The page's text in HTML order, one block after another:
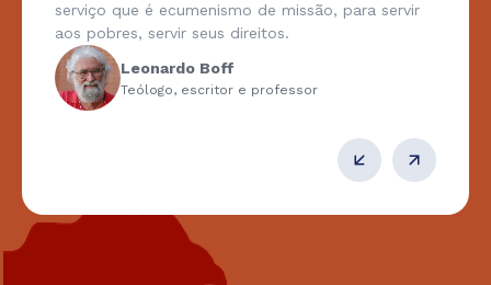
serviço que é ecumenismo de missão, para servir
aos pobres, servir seus direitos.
Leonardo Boff
Teólogo, escritor e professor